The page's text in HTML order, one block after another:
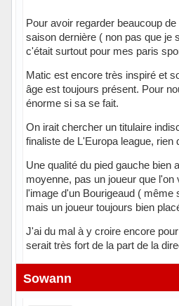
Pour avoir regarder beaucoup
saison dernière ( non pas que je
c'était surtout pour mes paris
Matic est encore très inspiré et
âge est toujours présent. Pour
énorme si sa se fait.
On irait chercher un titulaire
finaliste de L'Europa league, rien
Une qualité du pied gauche bien
moyenne, pas un joueur que l'on
l'image d'un Bourigeaud ( même
mais un joueur toujours bien
J'ai du mal à y croire encore
serait très fort de la part de la
Hors ligne
Sowann